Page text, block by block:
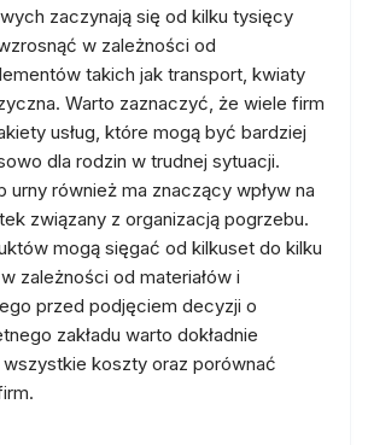
zaczynają się od kilku tysięcy
w zależności od
takich jak transport, kwiaty
Warto zaznaczyć, że wiele firm
usług, które mogą być bardziej
dla rodzin w trudnej sytuacji.
urny również ma znaczący wpływ na
związany z organizacją pogrzebu.
mogą sięgać od kilkuset do kilku
zależności od materiałów i
przed podjęciem decyzji o
zakładu warto dokładnie
koszty oraz porównać